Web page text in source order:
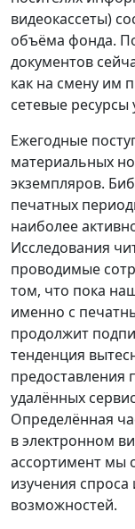
видеокассеты)
объёма фонда.
документов
как на смену им
сетевые ресурсы
Ежегодные
материальных
экземпляров.
печатных
наиболее
Исследования
проводимые
том, что пока
именно с
продолжит
тенденция
предоставления
удалённых
Определённая
в электронном
ассортимент мы
изучения
возможностей.